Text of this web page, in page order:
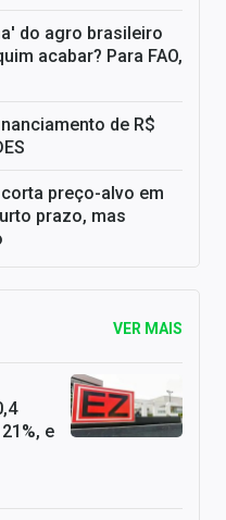
do agro brasileiro
acabar? Para FAO,
de R$
preço-alvo em
prazo, mas
VER MAIS
e